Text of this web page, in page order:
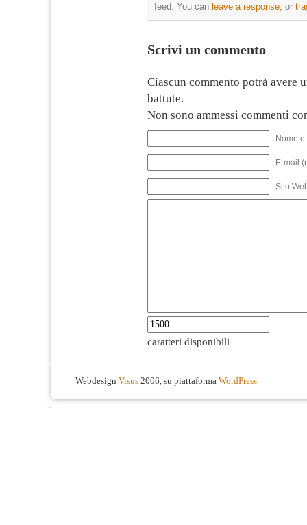
feed. You can leave a response , or
Scrivi un commento
Ciascun commento potrà avere
battute.
Non sono ammessi commenti
Nome
E-mail
Sito
caratteri disponibili
Webdesign Visus 2006, su piattaforma WordPress